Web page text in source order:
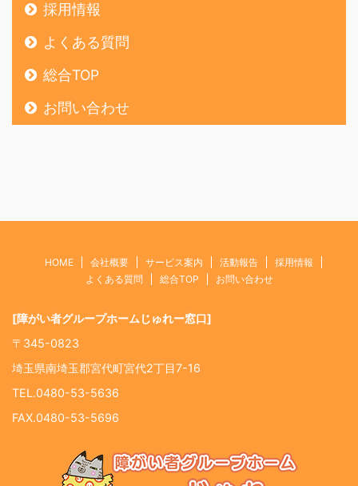
採用情報
よくある質問
総合TOP
お問い合わせ
HOME 会社概要 サービス案内 活動報告
採用情報
よくある質問
総合TOP お問い合わせ
[障がい者グループホームじゅれー窓口]
〒345-0823
埼玉県南埼玉郡宮代町宮代2丁目7-16
TEL.0480-53-5636
FAX.0480-53-5696